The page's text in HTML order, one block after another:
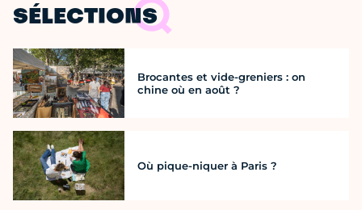
SÉLECTIONS
Brocantes et vide-greniers : on
chine où en août ?
Où pique-niquer à Paris ?